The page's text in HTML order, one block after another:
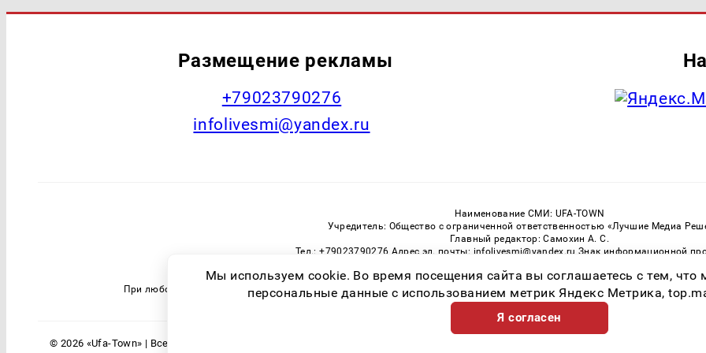
Размещение рекламы
+79023790276
infolivesmi@yandex.ru
Наименование СМИ: UFA-TOWN
Учредитель: Общество с ограниченной ответственностью «Лучшие Медиа
Главный редактор: Самохин А. С.
Тел.: +79023790276 Адрес эл. почты: infolivesmi@yandex.ru Знак информационной
Регистрационный номер СМИ ЭЛ № ФС 77 — 81149 от 02.06.2021
При любом использовании материалов прямая ссылка на Ufa-Town.Ru обязательна. Цитирование в Интернете
© 2026 «Ufa-Town» | Все права защищены
Мы используем cookie. Во время посещения сайта вы соглашаетесь с тем,
персональные данные с использованием метрик Яндекс Метрика,
Я согласен